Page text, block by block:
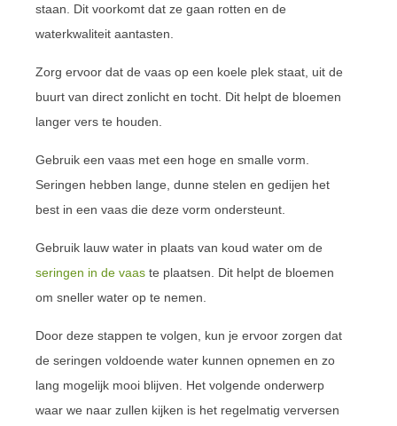
staan. Dit voorkomt dat ze gaan rotten en de
waterkwaliteit aantasten.
Zorg ervoor dat de vaas op een koele plek staat, uit de
buurt van direct zonlicht en tocht. Dit helpt de bloemen
langer vers te houden.
Gebruik een vaas met een hoge en smalle vorm.
Seringen hebben lange, dunne stelen en gedijen het
best in een vaas die deze vorm ondersteunt.
Gebruik lauw water in plaats van koud water om de
seringen in de vaas te plaatsen. Dit helpt de bloemen
om sneller water op te nemen.
Door deze stappen te volgen, kun je ervoor zorgen dat
de seringen voldoende water kunnen opnemen en zo
lang mogelijk mooi blijven. Het volgende onderwerp
waar we naar zullen kijken is het regelmatig verversen